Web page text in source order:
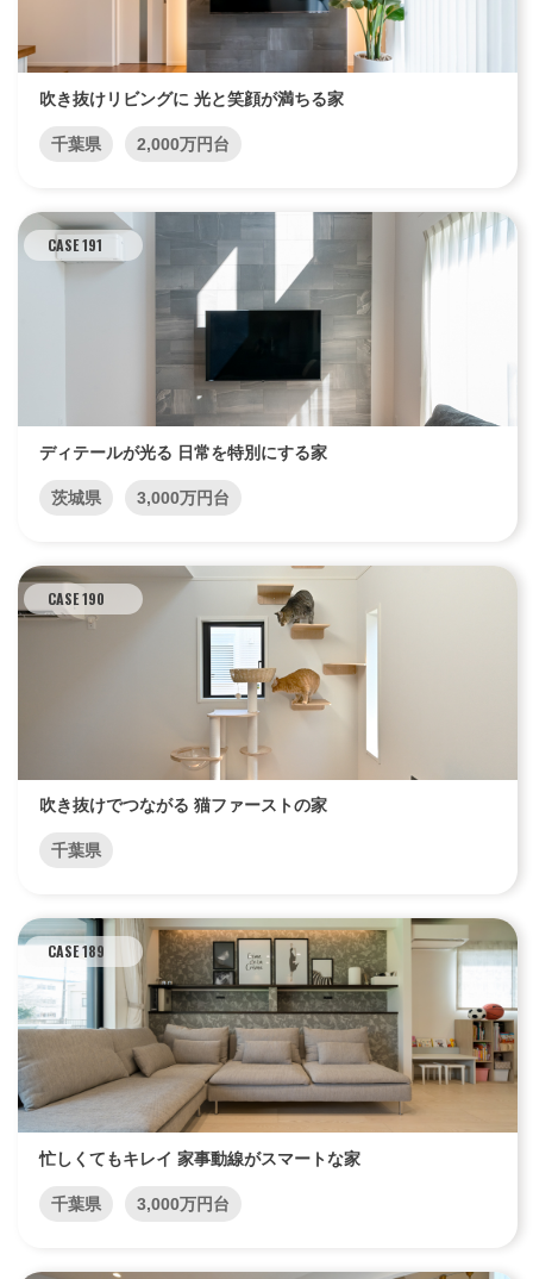
吹き抜けリビングに 光と笑顔が満ちる家
千葉県 2,000万円台
CASE 191
ディテールが光る 日常を特別にする家
茨城県 3,000万円台
CASE 190
吹き抜けでつながる 猫ファーストの家
千葉県
CASE 189
忙しくてもキレイ 家事動線がスマートな家
千葉県 3,000万円台